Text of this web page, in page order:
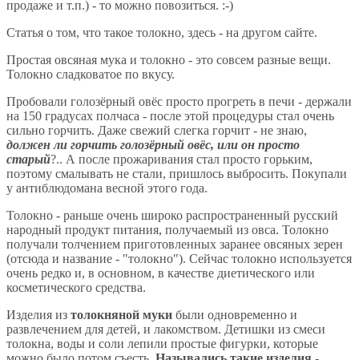
продаже и т.п.) - то можно повозиться. :-)
Статья о том, что такое толокно, здесь - на другом сайте.
Простая овсяная мука и толокно - это совсем разные вещи.
Толокно сладковатое по вкусу.
Пробовали голозёрный овёс просто прогреть в печи - держали
на 150 градусах полчаса - после этой процедуры стал очень
сильно горчить. Даже свежий слегка горчит - не знаю,
должен ли горчить голозёрный овёс, или он просто
старый?.. А после прожаривания стал просто горьким,
поэтому смалывать не стали, пришлось выбросить. Покупали
у антиблюдомана весной этого года.
Толокно - раньше очень широко распространенный русский
народный продукт питания, получаемый из овса. Толокно
получали толчением приготовленных заранее овсяных зерен
(отсюда и название - "толокно"). Сейчас толокно используется
очень редко и, в основном, в качестве диетического или
косметического средства.
Изделия из толокняной муки были одновременно и
развлечением для детей, и лакомством. Детишки из смеси
толокна, воды и соли лепили простые фигурки, которые